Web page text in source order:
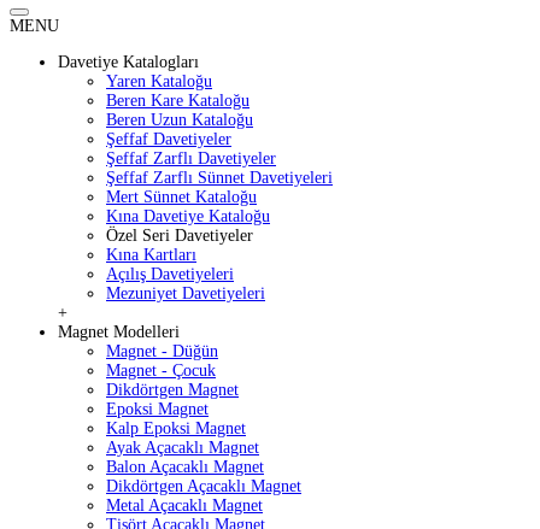
MENU
Davetiye Katalogları
Yaren Kataloğu
Beren Kare Kataloğu
Beren Uzun Kataloğu
Şeffaf Davetiyeler
Şeffaf Zarflı Davetiyeler
Şeffaf Zarflı Sünnet Davetiyeleri
Mert Sünnet Kataloğu
Kına Davetiye Kataloğu
Özel Seri Davetiyeler
Kına Kartları
Açılış Davetiyeleri
Mezuniyet Davetiyeleri
+
Magnet Modelleri
Magnet - Düğün
Magnet - Çocuk
Dikdörtgen Magnet
Epoksi Magnet
Kalp Epoksi Magnet
Ayak Açacaklı Magnet
Balon Açacaklı Magnet
Dikdörtgen Açacaklı Magnet
Metal Açacaklı Magnet
Tişört Açacaklı Magnet